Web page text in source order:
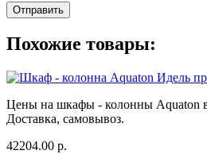
Отправить
Похожие товары:
Цены на шкафы - колонны Aquaton
Доставка, самовывоз.
42204.00 р.